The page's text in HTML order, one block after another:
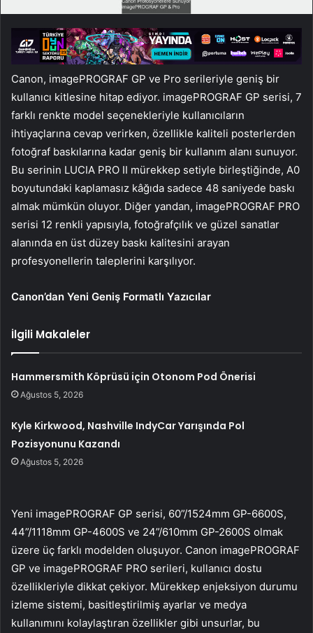
Canon, imagePROGRAF GP ve Pro serileriyle geniş bir
kullanıcı kitlesine hitap ediyor. imagePROGRAF GP serisi, 7
farklı renkte model seçenekleriyle kullanıcıların
ihtiyaçlarına cevap verirken, özellikle kaliteli posterlerden
fotoğraf baskılarına kadar geniş bir kullanım alanı sunuyor.
Bu serinin LUCIA PRO II mürekkep setiyle birleştiğinde, A0
boyutundaki kaplamasız kâğıda sadece 48 saniyede baskı
almak mümkün oluyor. Diğer yandan, imagePROGRAF PRO
serisi 12 renkli yapısıyla, fotoğrafçılık ve güzel sanatlar
alanında en üst düzey baskı kalitesini arayan
profesyonellerin taleplerini karşılıyor.
Canon’dan Yeni Geniş Formatlı Yazıcılar
İlgili Makaleler
Hammersmith Köprüsü için Otonom Pod Önerisi
Ağustos 5, 2026
Kyle Kirkwood, Nashville IndyCar Yarışında Pol
Pozisyonunu Kazandı
Ağustos 5, 2026
Yeni imagePROGRAF GP serisi, 60”/1524mm GP-6600S,
44”/1118mm GP-4600S ve 24”/610mm GP-2600S olmak
üzere üç farklı modelden oluşuyor. Canon imagePROGRAF
GP ve imagePROGRAF PRO serileri, kullanıcı dostu
özellikleriyle dikkat çekiyor. Mürekkep enjeksiyon durumu
izleme sistemi, basitleştirilmiş ayarlar ve medya
kullanımını kolaylaştıran özellikler gibi unsurlar, bu